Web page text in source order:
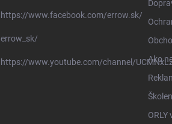
https://www.facebook.com/errow.sk/
errow_sk/
https://www.youtube.com/channel/
Ako
ORLY